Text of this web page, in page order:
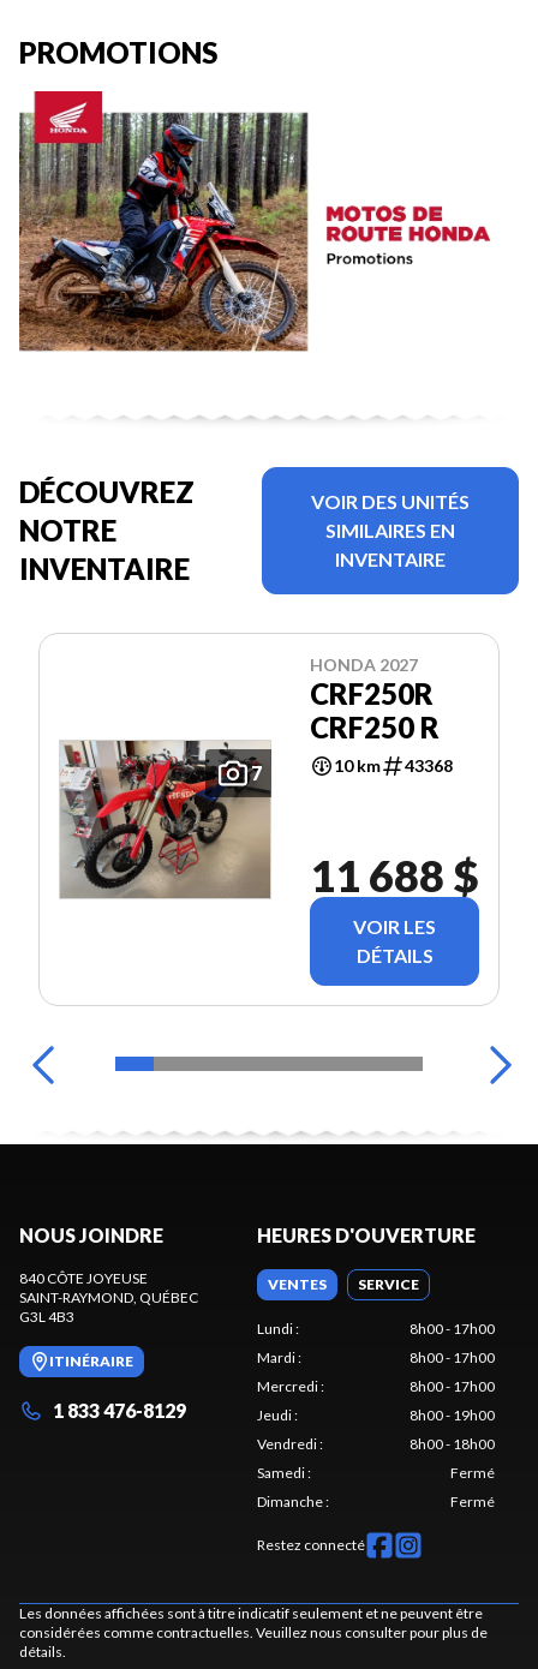
PROMOTIONS
DÉCOUVREZ
NOTRE
INVENTAIRE
VOIR DES UNITÉS
SIMILAIRES EN
INVENTAIRE
7
HONDA 2027
CRF250R
CRF250 R
10 km 43368
11 688 $
VOIR LES
DÉTAILS
NOUS JOINDRE
840 CÔTE JOYEUSE
SAINT-RAYMOND, QUÉBEC
G3L 4B3
ITINÉRAIRE
1 833 476-8129
HEURES D'OUVERTURE
VENTES SERVICE
Lundi:
8h00 - 17h00
Mardi:
8h00 - 17h00
Mercredi:
8h00 - 17h00
Jeudi:
8h00 - 19h00
Vendredi:
8h00 - 18h00
Samedi:
Fermé
Dimanche: Fermé
Restez connecté
Les données affichées sont à titre indicatif seulement et ne peuvent être
considérées comme contractuelles. Veuillez nous consulter pour plus de
détails.